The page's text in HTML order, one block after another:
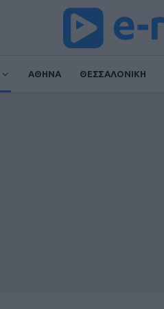
ΑΘΗΝΑ ΘΕΣΣΑΛΟΝΙΚΗ